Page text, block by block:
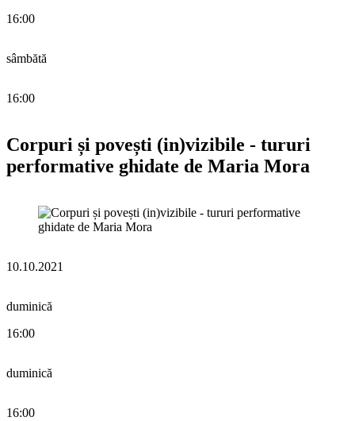
16:00
sâmbătă
16:00
Corpuri și povești (in)vizibile - tururi
performative ghidate de Maria Mora
10.10.2021
duminică
16:00
duminică
16:00